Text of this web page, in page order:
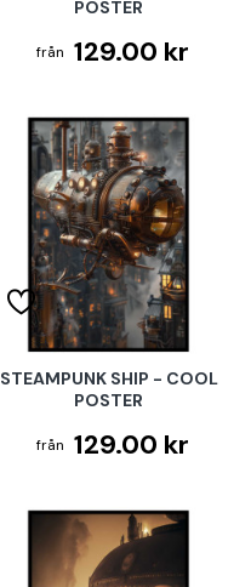
POSTER
129.00 kr
STEAMPUNK SHIP - COOL
POSTER
129.00 kr